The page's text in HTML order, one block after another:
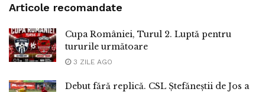
Articole recomandate
Cupa României, Turul 2. Luptă pentru
tururile următoare
3 ZILE AGO
Debut fără replică. CSL Ștefăneștii de Jos a